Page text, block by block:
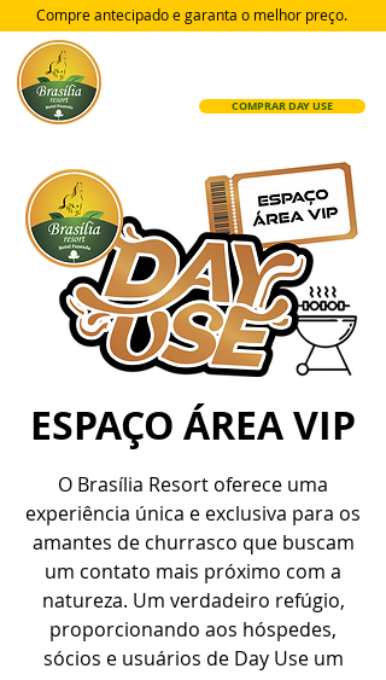
COMPRAR DAY USE
Compre antecipado e garanta o melhor preço.
ESPAÇO ÁREA VIP
O Brasília Resort oferece uma
experiência única e exclusiva para os
amantes de churrasco que buscam
um contato mais próximo com a
natureza. Um verdadeiro refúgio,
proporcionando aos hóspedes,
sócios e usuários de Day Use um